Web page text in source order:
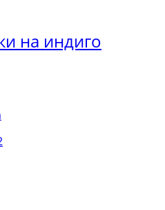
на индиго